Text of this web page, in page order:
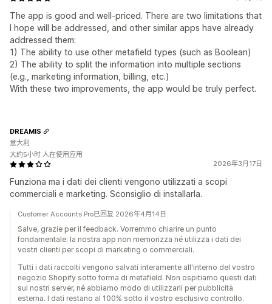
The app is good and well-priced. There are two limitations that
I hope will be addressed, and other similar apps have already
addressed them:
1) The ability to use other metafield types (such as Boolean)
2) The ability to split the information into multiple sections
(e.g., marketing information, billing, etc.)
With these two improvements, the app would be truly perfect.
2026年3月17日
Funziona ma i dati dei clienti vengono utilizzati a scopi
commerciali e marketing. Sconsiglio di installarla.
DREAMIS
意大利
大约5小时 人在使用应用
Customer Accounts Pro已回复 2026年4月14日
Salve, grazie per il feedback. Vorremmo chiarire un punto
fondamentale: la nostra app non memorizza né utilizza i dati dei
vostri clienti per scopi di marketing o commerciali.
Tutti i dati raccolti vengono salvati interamente all'interno del vostro
negozio Shopify sotto forma di metafield. Non ospitiamo questi dati
sui nostri server, né abbiamo modo di utilizzarli per pubblicità
esterna. I dati restano al 100% sotto il vostro esclusivo controllo.